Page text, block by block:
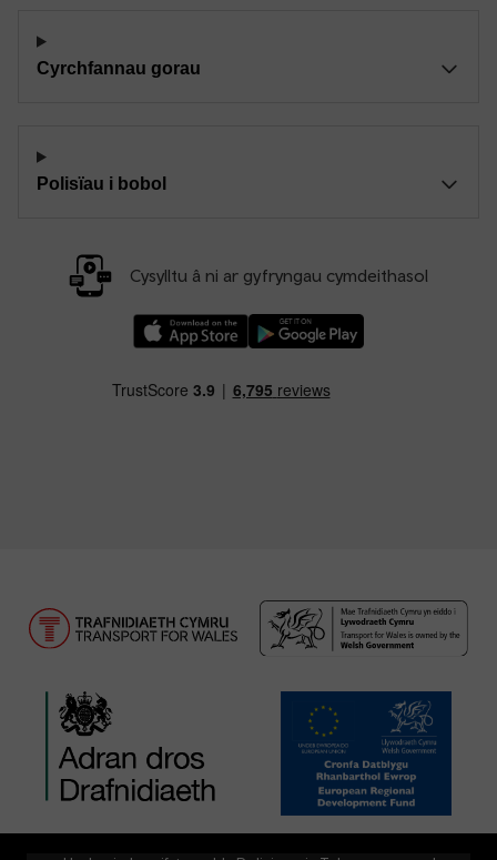
Cyrchfannau gorau
Polisïau i bobol
Cysylltu â ni ar gyfryngau cymdeithasol